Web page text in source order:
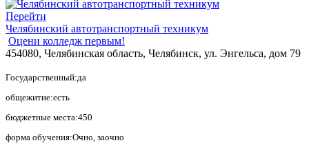
Перейти
Челябинский автотранспортный техникум
Оцени колледж первым!
454080, Челябинская область, Челябинск, ул. Энгельса, дом 79
Государственный:да
общежитие:есть
бюджетные места:450
форма обучения:Очно, заочно